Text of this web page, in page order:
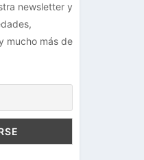
newsletter y
mucho más de